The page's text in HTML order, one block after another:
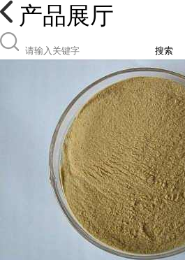
产品展厅
搜索